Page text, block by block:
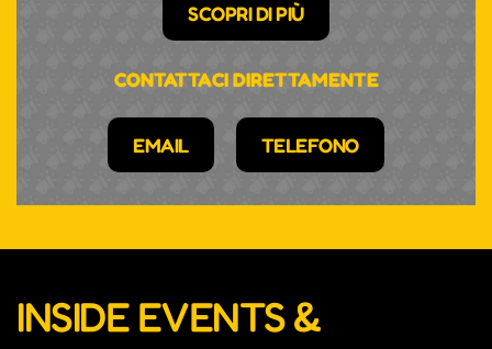
SCOPRI DI PIÙ
CONTATTACI DIRETTAMENTE
EMAIL TELEFONO
INSIDE EVENTS &